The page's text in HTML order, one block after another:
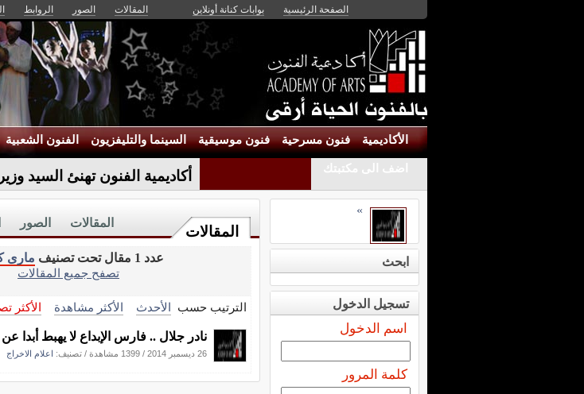
الصفحة الرئيسية بوابات كنانة أونلاين المقالات الصور الروابط
الأكاديمية فنون مسرحية فنون موسيقية السينما والتليفزيون الفنون الشعبية
اضف الى مكتبتك أكاديمية الفنون تهنئ السيد
المقالات
الصور المقالات
عدد 1 مقال تحت تصنيف
مارى
تصفح جميع المقالات
الترتيب حسب الأحدث الأكثر مشاهدة الأكثر
نادر جلال .. فارس الإبداع لا يهبط أبدا
26 ديسمبر 2014 / 1399 مشاهدة / تصنيف: اعلام الاخراج
»
ابحث
تسجيل الدخول
اسم الدخول
كلمة المرور